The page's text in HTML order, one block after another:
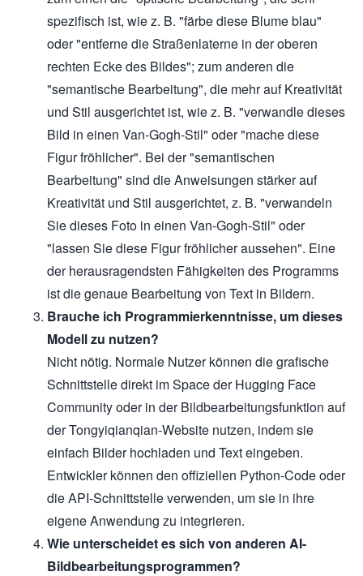
spezifisch ist, wie z. B. "färbe diese Blume blau"
oder "entferne die Straßenlaterne in der oberen
rechten Ecke des Bildes"; zum anderen die
"semantische Bearbeitung", die mehr auf Kreativität
und Stil ausgerichtet ist, wie z. B. "verwandle dieses
Bild in einen Van-Gogh-Stil" oder "mache diese
Figur fröhlicher". Bei der "semantischen
Bearbeitung" sind die Anweisungen stärker auf
Kreativität und Stil ausgerichtet, z. B. "verwandeln
Sie dieses Foto in einen Van-Gogh-Stil" oder
"lassen Sie diese Figur fröhlicher aussehen". Eine
der herausragendsten Fähigkeiten des Programms
ist die genaue Bearbeitung von Text in Bildern.
Brauche ich Programmierkenntnisse, um dieses
Modell zu nutzen?
Nicht nötig. Normale Nutzer können die grafische
Schnittstelle direkt im Space der Hugging Face
Community oder in der Bildbearbeitungsfunktion auf
der Tongyiqianqian-Website nutzen, indem sie
einfach Bilder hochladen und Text eingeben.
Entwickler können den offiziellen Python-Code oder
die API-Schnittstelle verwenden, um sie in ihre
eigene Anwendung zu integrieren.
Wie unterscheidet es sich von anderen AI-
Bildbearbeitungsprogrammen?